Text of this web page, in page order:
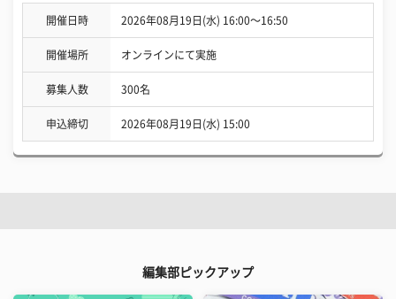
開催日時 2026年08月19日(水) 16:00〜16:50
開催場所 オンラインにて実施
募集人数 300名
申込締切 2026年08月19日(水) 15:00
編集部ピックアップ